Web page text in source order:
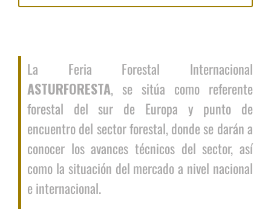
La Feria Forestal Internacional
ASTURFORESTA, se sitúa como referente
forestal del sur de Europa y punto de
encuentro del sector forestal, donde se darán a
conocer los avances técnicos del sector, así
como la situación del mercado a nivel nacional
e internacional.